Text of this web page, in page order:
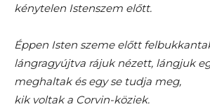
kénytelen Istenszem előtt.
Éppen Isten szeme előtt
lángragyújtva rájuk nézett, lángjuk
meghaltak és egy se tudja meg,
kik voltak a Corvin-köziek.